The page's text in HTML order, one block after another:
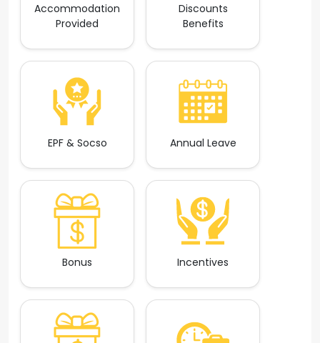
Accommodation
Provided
Discounts
Benefits
EPF & Socso Annual Leave
Bonus Incentives